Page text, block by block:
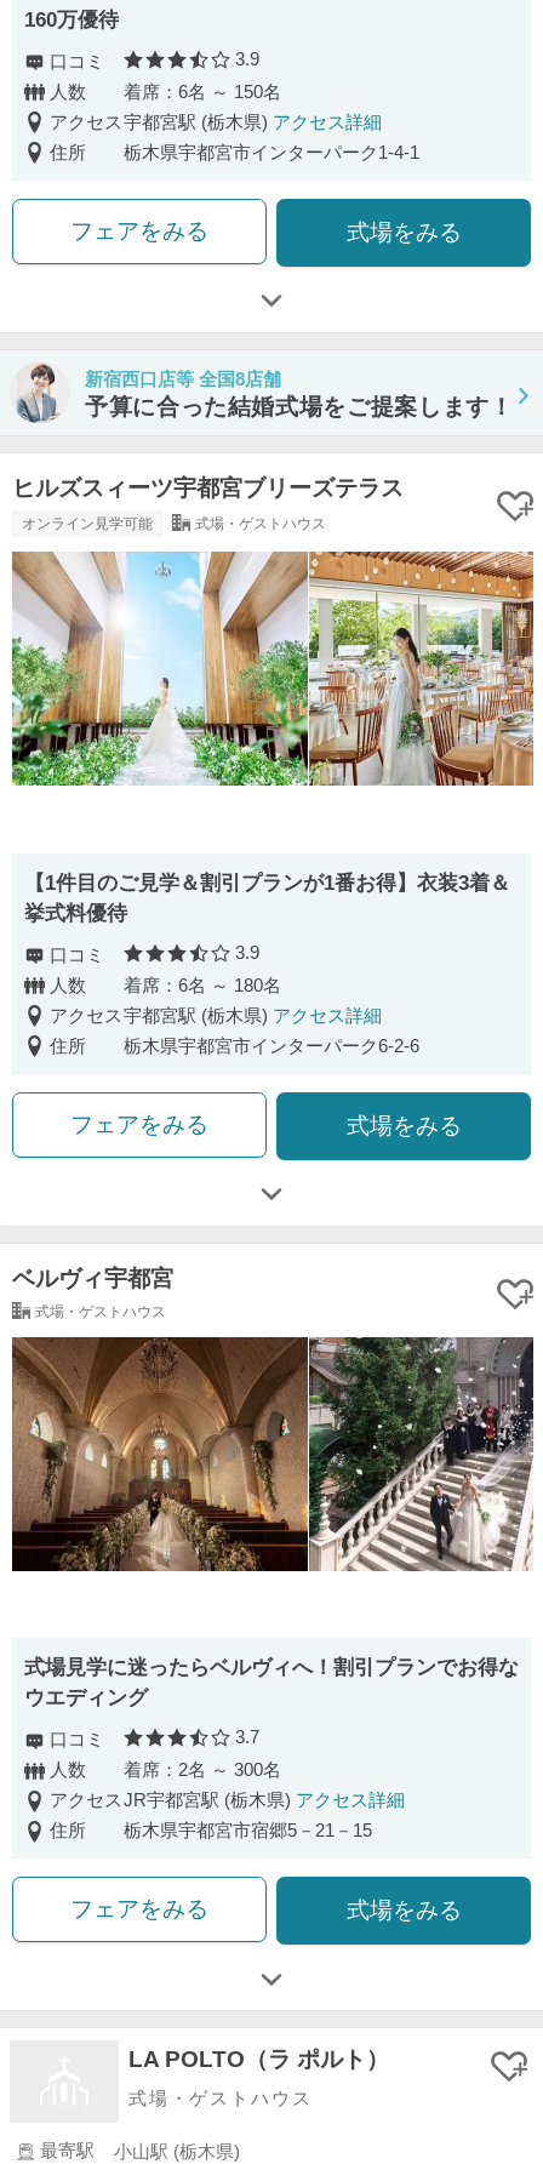
160万優待
口コミ 口コミ評価
3.9
人数
着席：6名 ～ 150名
アクセス宇都宮駅 (栃木県) アクセス詳細
住所
栃木県宇都宮市インターパーク1-4-1
フェアをみる 式場をみる
新宿西口店等 全国8店舗
予算に合った結婚式場をご提案します！
ヒルズスィーツ宇都宮ブリーズテラス
オンライン見学可能 式場・ゲストハウス
【1件目のご見学＆割引プランが1番お得】衣装3着＆
挙式料優待
口コミ 口コミ評価
3.9
人数
着席：6名 ～ 180名
アクセス宇都宮駅 (栃木県) アクセス詳細
住所
栃木県宇都宮市インターパーク6-2-6
フェアをみる 式場をみる
ベルヴィ宇都宮
式場・ゲストハウス
式場見学に迷ったらベルヴィへ！割引プランでお得な
ウエディング
口コミ 口コミ評価
3.7
人数
着席：2名 ～ 300名
アクセスJR宇都宮駅 (栃木県) アクセス詳細
住所
栃木県宇都宮市宿郷5－21－15
フェアをみる 式場をみる
LA POLTO（ラ ポルト）
式場・ゲストハウス
最寄駅
小山駅 (栃木県)